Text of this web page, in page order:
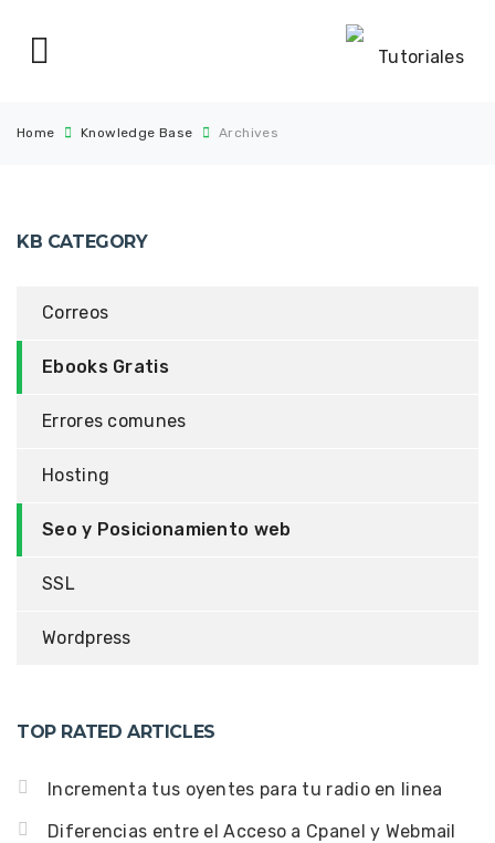
Home Knowledge Base Archives
KB CATEGORY
Correos
Ebooks Gratis
Errores comunes
Hosting
Seo y Posicionamiento web
SSL
Wordpress
TOP RATED ARTICLES
Incrementa tus oyentes para tu radio en linea
Diferencias entre el Acceso a Cpanel y Webmail